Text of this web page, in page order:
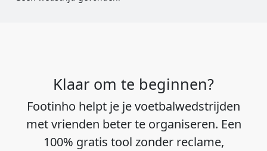
Klaar om te beginnen?
Footinho helpt je je voetbalwedstrijden
met vrienden beter te organiseren. Een
100% gratis tool zonder reclame,